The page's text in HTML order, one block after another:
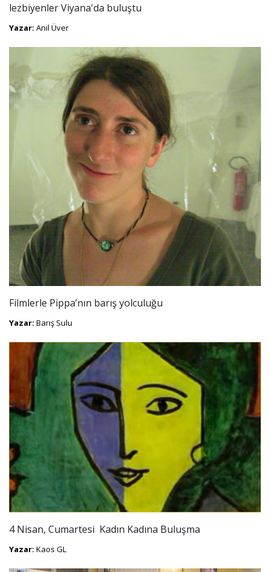
lezbiyenler Viyana'da buluştu
Yazar: Anıl Üver
Filmlerle Pippa’nın barış yolculuğu
Yazar: Barış Sulu
4 Nisan, Cumartesi  Kadın Kadına Buluşma
Yazar: Kaos GL